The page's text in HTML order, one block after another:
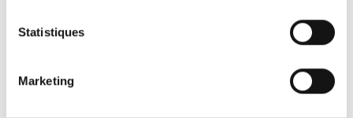
Statistiques
Marketing
Où manger